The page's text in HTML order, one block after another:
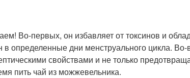
Во-первых, он избавляет от токсинов и
определенные дни менструального цикла.
свойствами и не только
пить чай из можжевельника.